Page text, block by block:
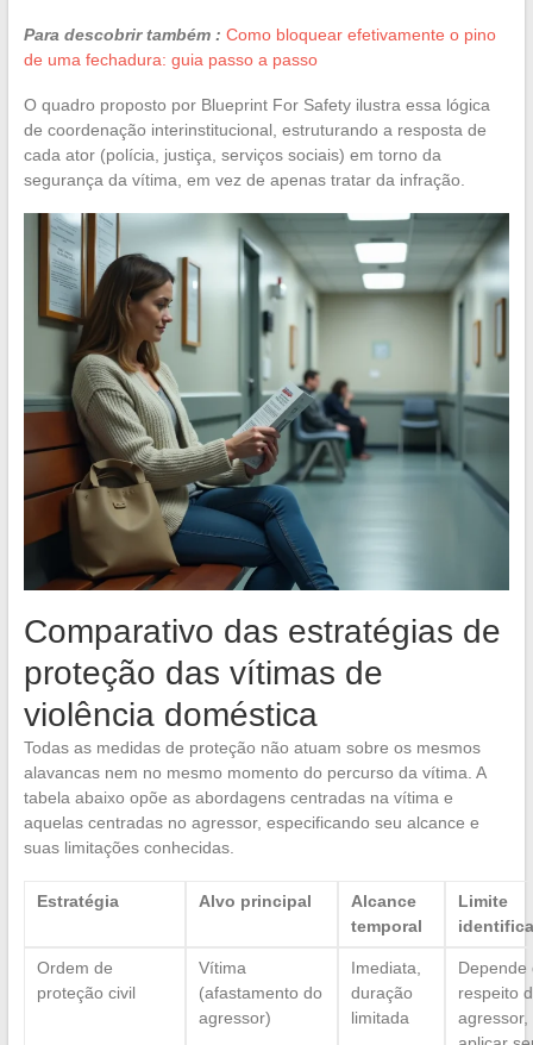
Para descobrir também : Como bloquear efetivamente o pino
de uma fechadura: guia passo a passo
O quadro proposto por Blueprint For Safety ilustra essa lógica
de coordenação interinstitucional, estruturando a resposta de
cada ator (polícia, justiça, serviços sociais) em torno da
segurança da vítima, em vez de apenas tratar da infração.
Comparativo das estratégias de
proteção das vítimas de
violência doméstica
Todas as medidas de proteção não atuam sobre os mesmos
alavancas nem no mesmo momento do percurso da vítima. A
tabela abaixo opõe as abordagens centradas na vítima e
aquelas centradas no agressor, especificando seu alcance e
suas limitações conhecidas.
Estratégia Alvo principal
Alcance
temporal
Limite
Ordem de
proteção civil
Vítima
(afastamento do
agressor)
Imediata,
duração
limitada
Depende
respeito
agressor,